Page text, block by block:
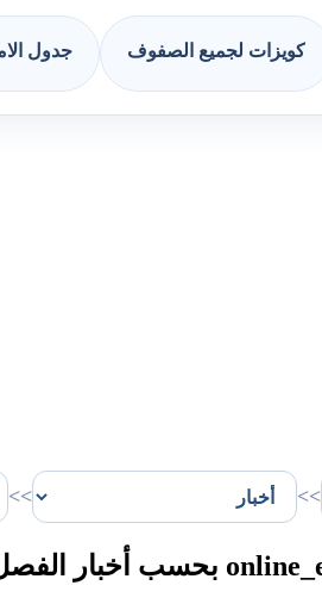
كويزات لجميع الصفوف جدول
>>
>>